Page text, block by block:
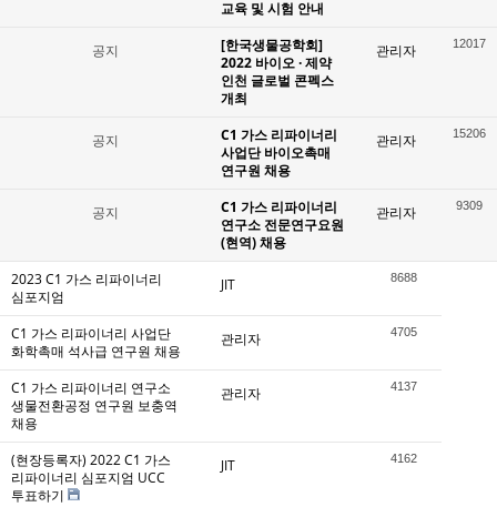
교육 및 시험 안내
공지
[한국생물공학회]
2022 바이오 · 제약
인천 글로벌 콘펙스
개최
관리자 12017
공지
C1 가스 리파이너리
사업단 바이오촉매
연구원 채용
관리자 15206
공지
C1 가스 리파이너리
연구소 전문연구요원
(현역) 채용
관리자 9309
2023 C1 가스 리파이너리
심포지엄
JIT 8688
C1 가스 리파이너리 사업단
화학촉매 석사급 연구원 채용
관리자 4705
C1 가스 리파이너리 연구소
생물전환공정 연구원 보충역
채용
관리자 4137
(현장등록자) 2022 C1 가스
리파이너리 심포지엄 UCC
투표하기
JIT 4162